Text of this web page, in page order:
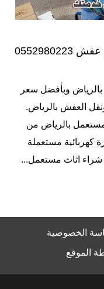
شراء اثاث مستعمل بالرياض ونقل عفش 0552980223
وبأفضل سعر
العفش بالرياض.
بالرياض من
مستعملة
اثاث مستعمل...
الخصوصية
الموقع